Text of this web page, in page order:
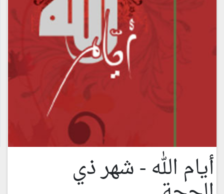
أيام الله - شهر ذي